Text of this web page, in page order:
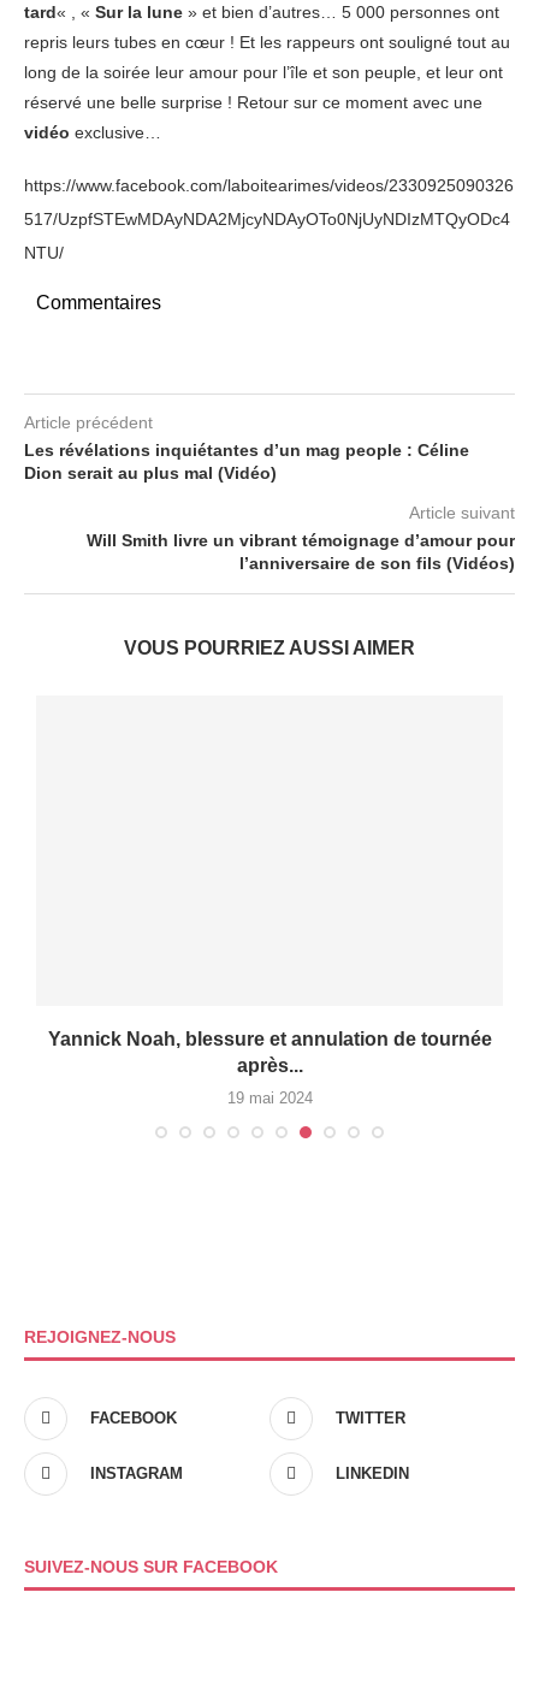
tard« , « Sur la lune » et bien d’autres… 5 000 personnes ont
repris leurs tubes en cœur ! Et les rappeurs ont souligné tout au
long de la soirée leur amour pour l’île et son peuple, et leur ont
réservé une belle surprise ! Retour sur ce moment avec une
vidéo exclusive…
https://www.facebook.com/laboitearimes/videos/2330925090326
517/UzpfSTEwMDAyNDA2MjcyNDAyOTo0NjUyNDIzMTQyODc4
NTU/
Commentaires
Article précédent
Les révélations inquiétantes d’un mag people : Céline
Dion serait au plus mal (Vidéo)
Article suivant
Will Smith livre un vibrant témoignage d’amour pour
l’anniversaire de son fils (Vidéos)
VOUS POURRIEZ AUSSI AIMER
Yannick Noah, blessure et annulation de tournée
après...
19 mai 2024
REJOIGNEZ-NOUS
FACEBOOK TWITTER
INSTAGRAM LINKEDIN
SUIVEZ-NOUS SUR FACEBOOK